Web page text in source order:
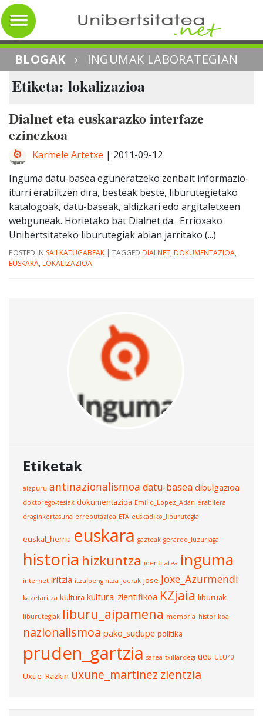
BLOGAK › INGUMAK LABORATEGIAN
Etiketa: lokalizazioa
Dialnet eta euskarazko interfaze
ezinezkoa
Karmele Artetxe | 2011-09-12
Inguma datu-basea eguneratzeko zenbait informazio-
iturri erabiltzen dira, besteak beste, liburutegietako
katalogoak, datu-baseak, aldizkari edo argitaletxeen
webguneak. Horietako bat Dialnet da. Errioxako
Unibertsitateko liburutegiak abian jarritako (...)
POSTED IN SAILKATUGABEAK | TAGGED DIALNET, DOKUMENTAZIOA,
EUSKARA, LOKALIZAZIOA
Etiketak
aizpuru antinazionalismoa datu-basea dibulgazioa
doktorego-tesiak dokumentazioa Emilio_Lopez_Adan erabilera
eraginkortasuna erreputazioa ETA euskadiko_liburutegia
euskal_herria euskara gazteak gerardo_luzuriaga
historia hizkuntza identitatea inguma
internet iritzia itzulpengintza joerak jose Joxe_Azurmendi
kazetaritza kultura kultura_zientifikoa KZjaia liburuak
liburutegiak liburu_aipamena memoria_historikoa
nazionalismoa pako_sudupe politika
pruden_gartzia sarea txillardegi ueu UEU40
Uxue_Razkin uxune_martinez zientzia